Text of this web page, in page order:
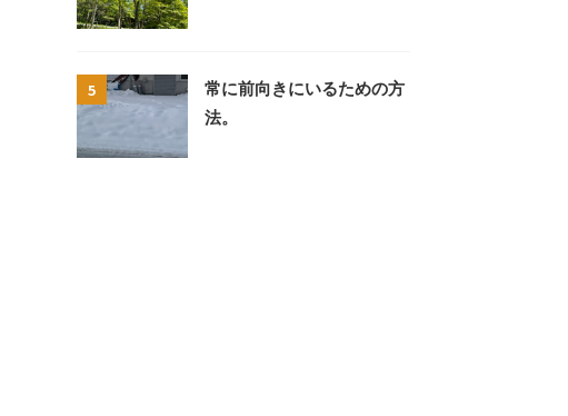
5
常に前向きにいるための方
法。